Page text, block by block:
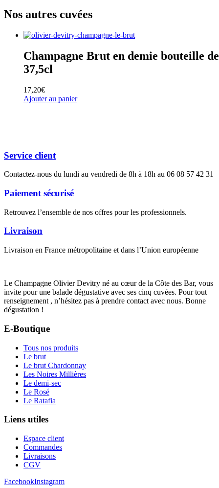
Nos autres cuvées
Champagne Brut en demie bouteille de
37,5cl
17,20€
Ajouter au panier
Service client
Contactez-nous du lundi au vendredi de 8h à 18h au 06 08 57 42 31
Paiement sécurisé
Retrouvez l’ensemble de nos offres pour les professionnels.
Livraison
Livraison en France métropolitaine et dans l’Union européenne
Le Champagne Olivier Devitry né au cœur de la Côte des Bar, vous
invite pour une balade dégustative avec ses cinq cuvées. Pour tout
renseignement , n’hésitez pas à prendre contact avec nous. Bonne
dégustation !
E-Boutique
Tous nos produits
Le brut
Le brut Chardonnay
Les Noires Millières
Le demi-sec
Le Rosé
Le Ratafia
Liens utiles
Espace client
Commandes
Livraisons
CGV
FacebookInstagram